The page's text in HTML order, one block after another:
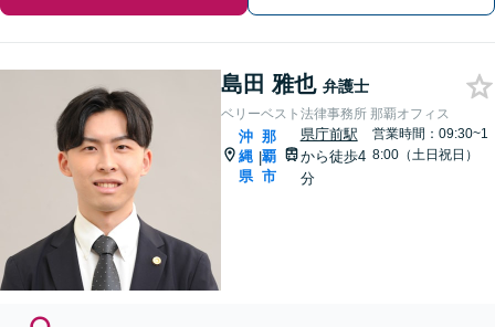
島田 雅也 弁護士
ベリーベスト法律事務所 那覇オフィス
沖
縄
県
|
那
覇
市
県庁前駅
から徒歩4
分
営業時間：09:30~1
8:00（土日祝日）